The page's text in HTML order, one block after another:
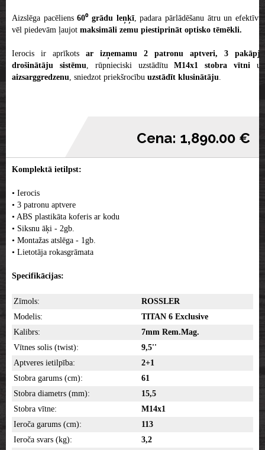
Aizslēga pacēliens60⁰ grādu leņķī, padara pārlādēšanu ātru un efektīvu,
vēl piedevām ļaujot maksimāli zemu piestiprināt optisko tēmēkli.
Ierocis ir aprīkots ar izņemamu 2 patronu aptveri,
3 pakāpju
drošinātāju sistēmu, rūpnieciski uzstādītuM14x1 stobra vītni un
aizsarggredzenu, sniedzot priekšrocību uzstādīt klusinātāju.
Cena: 1,890.00 €
Komplektā ietilpst:
• Ierocis
• 3 patronu aptvere
• ABS plastikāta koferis ar kodu
• Siksnu āķi - 2gb.
• Montažas atslēga - 1gb.
• Lietotāja rokasgrāmata
Specifikācijas:
Zīmols:
ROSSLER
Modelis:
TITAN 6 Exclusive
Kalibrs:
7mm Rem.Mag.
Vītnes solis (twist):
9,5''
Aptveres ietilpība:
2+1
Stobra garums (cm):
61
Stobra diametrs (mm):
15,5
Stobra vītne:
M14x1
Ieroča garums (cm):
113
Ieroča svars (kg):
3,2